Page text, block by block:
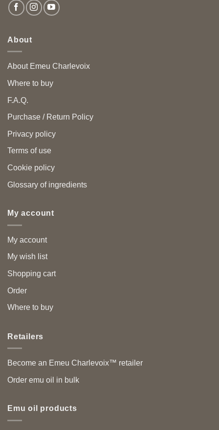
About
About Emeu Charlevoix
Where to buy
F.A.Q.
Purchase / Return Policy
Privacy policy
Terms of use
Cookie policy
Glossary of ingredients
My account
My account
My wish list
Shopping cart
Order
Where to buy
Retailers
Become an Emeu Charlevoix™ retailer
Order emu oil in bulk
Emu oil products